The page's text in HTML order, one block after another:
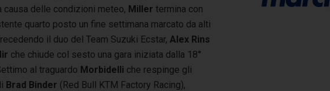
causa delle condizioni meteo, Miller termina con
quarto posto un fine settimana marcato da alti
il duo del Team Suzuki Ecstar, Alex Rins
che chiude col sesto una gara iniziata dalla 18°
al traguardo Morbidelli che respinge gli
Brad Binder (Red Bull KTM Factory Racing),